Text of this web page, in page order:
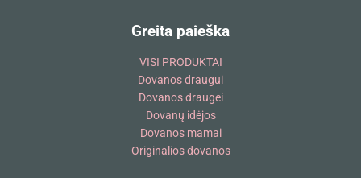
Greita paieška
VISI PRODUKTAI
Dovanos draugui
Dovanos draugei
Dovanų idėjos
Dovanos mamai
Originalios dovanos